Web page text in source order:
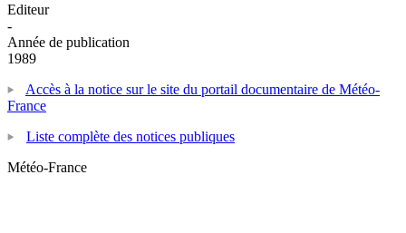
Editeur
-
Année de publication
1989
Accès à la notice sur le site du portail documentaire de Météo-
France
Liste complète des notices publiques
Météo-France